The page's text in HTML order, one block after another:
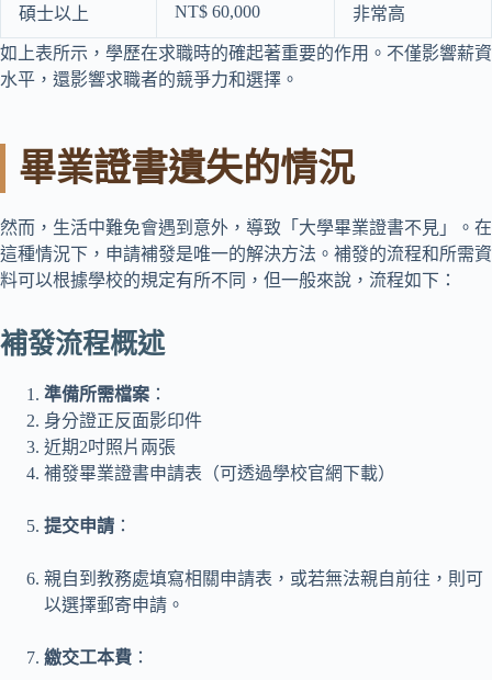
碩士以上 NT$ 60,000 非常高
如上表所示，學歷在求職時的確起著重要的作用。不僅影響薪資
水平，還影響求職者的競爭力和選擇。
畢業證書遺失的情況
然而，生活中難免會遇到意外，導致「大學畢業證書不見」。在
這種情況下，申請補發是唯一的解決方法。補發的流程和所需資
料可以根據學校的規定有所不同，但一般來說，流程如下：
補發流程概述
準備所需檔案 ：
身分證正反面影印件
近期2吋照片兩張
補發畢業證書申請表（可透過學校官網下載）
提交申請 ：
親自到教務處填寫相關申請表，或若無法親自前往，則可
以選擇郵寄申請。
繳交工本費 ：